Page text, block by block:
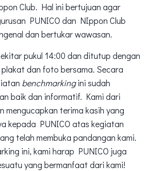
Club. Hal ini bertujuan agar
PUNICO dan NIppon Club
dan bertukar wawasan.
pukul 14:00 dan ditutup dengan
dan foto bersama. Secara
benchmarkingini sudah
baik dan informatif. Kami dari
mengucapkan terima kasih yang
kepada PUNICO atas kegiatan
telah membuka pandangan kami.
ini, kami harap PUNICO juga
yang bermanfaat dari kami!